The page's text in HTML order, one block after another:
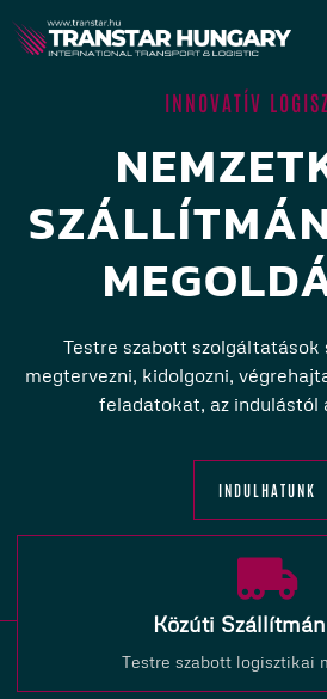
INNOVATÍV
Testre szabott szolgáltatások
megtervezni, kidolgozni,
feladatokat, az indulástól
INDULHATUNK
Közúti
Testre szabott logisztikai